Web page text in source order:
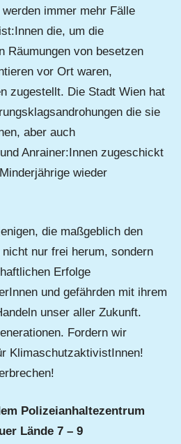
immer mehr Fälle
die, um die
Räumungen von besetzen
vor Ort waren,
zugestellt. Die Stadt Wien hat
die sie
aber auch
Anrainer:Innen zugeschickt
wieder
die maßgeblich den
nur frei herum, sondern
Erfolge
und gefährden mit ihrem
unser aller Zukunft.
Fordern wir
KlimaschutzaktivistInnen!
Polizeianhaltezentrum
Lände 7 – 9